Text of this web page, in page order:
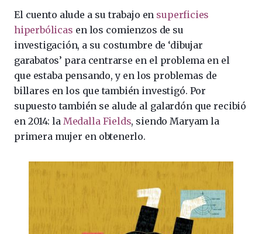
El cuento alude a su trabajo en superficies
hiperbólicas en los comienzos de su
investigación, a su costumbre de ‘dibujar
garabatos’ para centrarse en el problema en el
que estaba pensando, y en los problemas de
billares en los que también investigó. Por
supuesto también se alude al galardón que recibió
en 2014: la Medalla Fields, siendo Maryam la
primera mujer en obtenerlo.